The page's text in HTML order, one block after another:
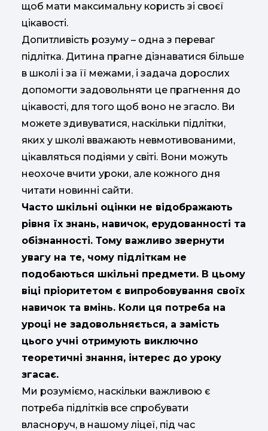
щоб мати максимальну користь зі своєї
цікавості.
Допитливість розуму – одна з переваг
підлітка. Дитина прагне дізнаватися більше
в школі і за її межами, і задача дорослих
допомогти задовольняти це прагнення до
цікавості, для того щоб воно не згасло. Ви
можете здивуватися, наскільки підлітки,
яких у школі вважають невмотивованими,
цікавляться подіями у світі. Вони можуть
неохоче вчити уроки, але кожного дня
читати новинні сайти.
Часто шкільні оцінки не відображають
рівня їх знань, навичок, ерудованності та
обізнанності. Тому важливо звернути
увагу на те, чому підліткам не
подобаються шкільні предмети. В цьому
віці пріоритетом є випробовування своїх
навичок та вмінь. Коли ця потреба на
уроці не задовольняється, а замість
цього учні отримують виключно
теоретичні знання, інтерес до уроку
згасає.
Ми розуміємо, наскільки важливою є
потреба підлітків все спробувати
власноруч, в нашому ліцеї, під час